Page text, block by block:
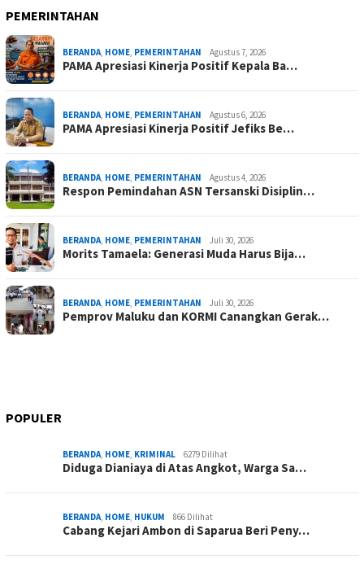
PEMERINTAHAN
BERANDA, HOME, PEMERINTAHAN Agustus 7, 2026
PAMA Apresiasi Kinerja Positif Kepala Ba…
BERANDA, HOME, PEMERINTAHAN Agustus 6, 2026
PAMA Apresiasi Kinerja Positif Jefiks Be…
BERANDA, HOME, PEMERINTAHAN Agustus 4, 2026
Respon Pemindahan ASN Tersanski Disiplin…
BERANDA, HOME, PEMERINTAHAN Juli 30, 2026
Morits Tamaela: Generasi Muda Harus Bija…
BERANDA, HOME, PEMERINTAHAN Juli 30, 2026
Pemprov Maluku dan KORMI Canangkan Gerak…
POPULER
BERANDA, HOME, KRIMINAL 6279 Dilihat
Diduga Dianiaya di Atas Angkot, Warga Sa…
BERANDA, HOME, HUKUM 866 Dilihat
Cabang Kejari Ambon di Saparua Beri Peny…